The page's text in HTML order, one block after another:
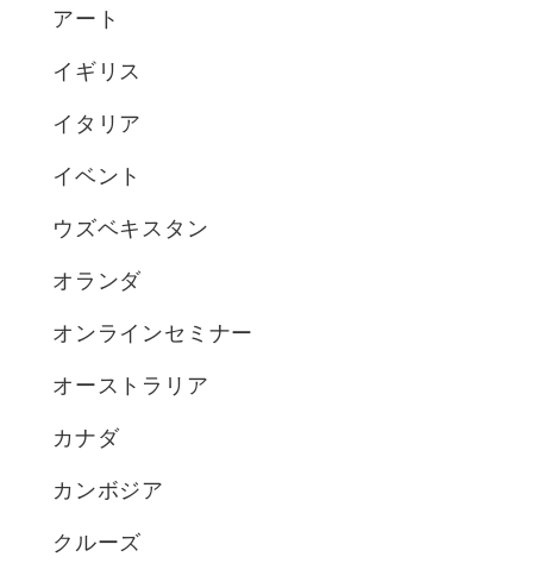
アート
イギリス
イタリア
イベント
ウズベキスタン
オランダ
オンラインセミナー
オーストラリア
カナダ
カンボジア
クルーズ